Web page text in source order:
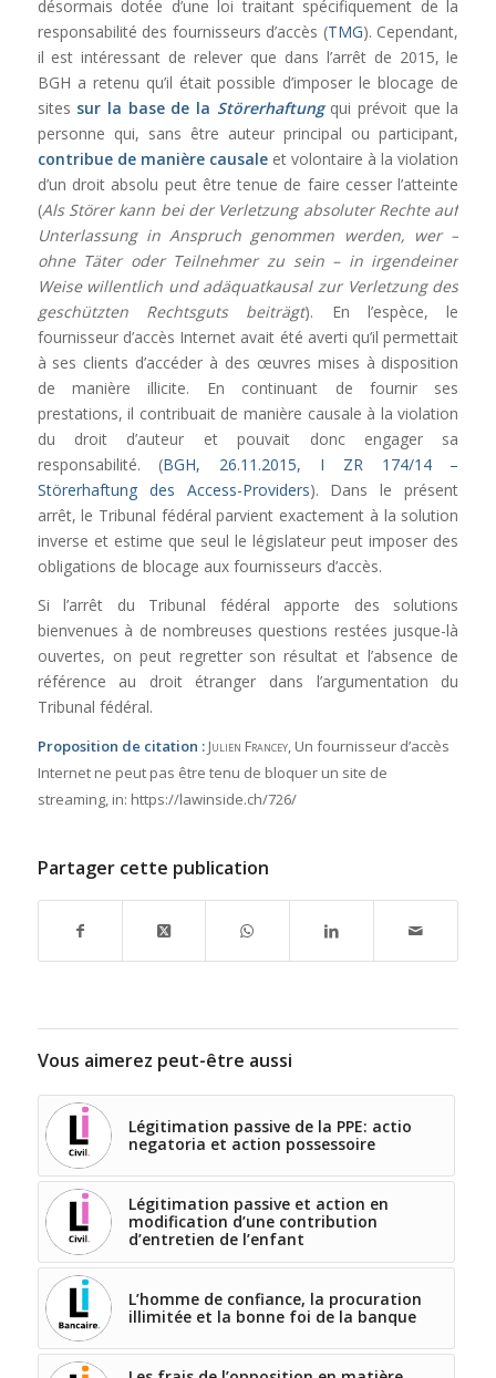
désormais dotée d’une loi traitant spécifiquement de la
responsabilité des fournisseurs d’accès (TMG). Cependant,
il est intéressant de relever que dans l’arrêt de 2015, le
BGH a retenu qu’il était possible d’imposer le blocage de
sites sur la base de la Störerhaftungqui prévoit que la
personne qui, sans être auteur principal ou participant,
contribue de manière causaleet volontaire à la violation
d’un droit absolu peut être tenue de faire cesser l’atteinte
(Als Störer kann bei der Verletzung absoluter Rechte auf
Unterlassung in Anspruch genommen werden, wer –
ohne Täter oder Teilnehmer zu sein – in irgendeiner
Weise willentlich und adäquatkausal zur Verletzung des
geschützten Rechtsguts beiträgt). En l’espèce, le
fournisseur d’accès Internet avait été averti qu’il permettait
à ses clients d’accéder à des œuvres mises à disposition
de manière illicite. En continuant de fournir ses
prestations, il contribuait de manière causale à la violation
du droit d’auteur et pouvait donc engager sa
responsabilité. (BGH, 26.11.2015, I ZR 174/14–
Störerhaftung des Access-Providers). Dans le présent
arrêt, le Tribunal fédéral parvient exactement à la solution
inverse et estime que seul le législateur peut imposer des
obligations de blocage aux fournisseurs d’accès.
Si l’arrêt du Tribunal fédéral apporte des solutions
bienvenues à de nombreuses questions restées jusque-là
ouvertes, on peut regretter son résultat et l’absence de
référence au droit étranger dans l’argumentation du
Tribunal fédéral.
Proposition de citation : Julien Francey, Un fournisseur d’accès
Internet ne peut pas être tenu de bloquer un site de
streaming, in: https://lawinside.ch/726/
Partager cette publication
Vous aimerez peut-être aussi
Légitimation passive de la PPE: actio
negatoria et action possessoire
Légitimation passive et action en
modification d’une contribution
d’entretien de l’enfant
L’homme de confiance, la procuration
illimitée et la bonne foi de la banque